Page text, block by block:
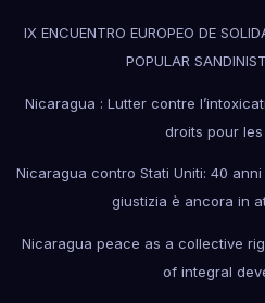
IX ENCUENTRO EUROPEO DE
POPULAR
Nicaragua : Lutter contre
droits pour
Nicaragua contro Stati Uniti: 40
giustizia è ancora in
Nicaragua peace as a collective
of integral